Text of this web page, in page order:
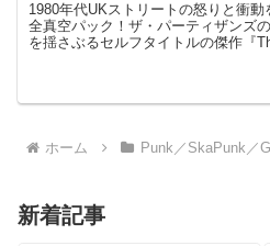
1980年代UKストリートの怒りと衝動
全真空パック！ザ・パーティザンズ
を揺さぶるセルフタイトルの傑作『
ホーム Punk／SkaPunk／
新着記事